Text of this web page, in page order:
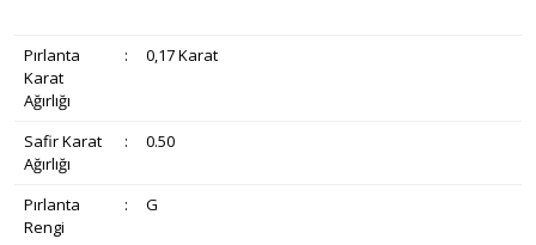
Pırlanta
Karat
Ağırlığı
: 0,17 Karat
Safir Karat
Ağırlığı
: 0.50
Pırlanta
Rengi
: G